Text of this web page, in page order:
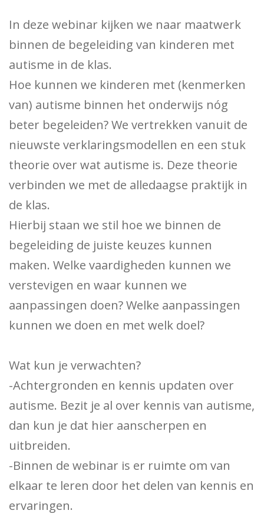
In deze webinar kijken we naar maatwerk
binnen de begeleiding van kinderen met
autisme in de klas.
Hoe kunnen we kinderen met (kenmerken
van) autisme binnen het onderwijs nóg
beter begeleiden? We vertrekken vanuit de
nieuwste verklaringsmodellen en een stuk
theorie over wat autisme is. Deze theorie
verbinden we met de alledaagse praktijk in
de klas.
Hierbij staan we stil hoe we binnen de
begeleiding de juiste keuzes kunnen
maken. Welke vaardigheden kunnen we
verstevigen en waar kunnen we
aanpassingen doen? Welke aanpassingen
kunnen we doen en met welk doel?
Wat kun je verwachten?
-Achtergronden en kennis updaten over
autisme. Bezit je al over kennis van autisme,
dan kun je dat hier aanscherpen en
uitbreiden.
-Binnen de webinar is er ruimte om van
elkaar te leren door het delen van kennis en
ervaringen.